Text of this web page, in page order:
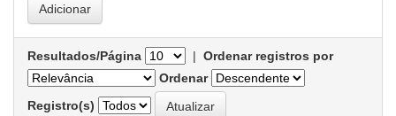
Resultados/Página | Ordenar registros por
Ordenar
Registro(s)